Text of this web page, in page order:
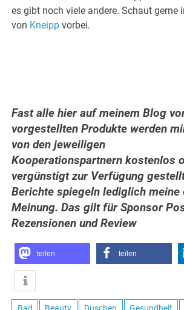
es gibt noch viele andere. Schaut gerne
von Kneipp vorbei.
Fast alle hier auf meinem Blog
vorgestellten Produkte werden
von den jeweiligen
Kooperationspartnern kostenlos
vergünstigt zur Verfügung
Berichte spiegeln lediglich meine
Meinung. Das gilt für Sponsor
Rezensionen und Review
teilen teilen